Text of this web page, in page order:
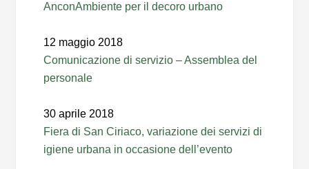
AnconAmbiente per il decoro urbano
12 maggio 2018
Comunicazione di servizio – Assemblea del
personale
30 aprile 2018
Fiera di San Ciriaco, variazione dei servizi di
igiene urbana in occasione dell’evento